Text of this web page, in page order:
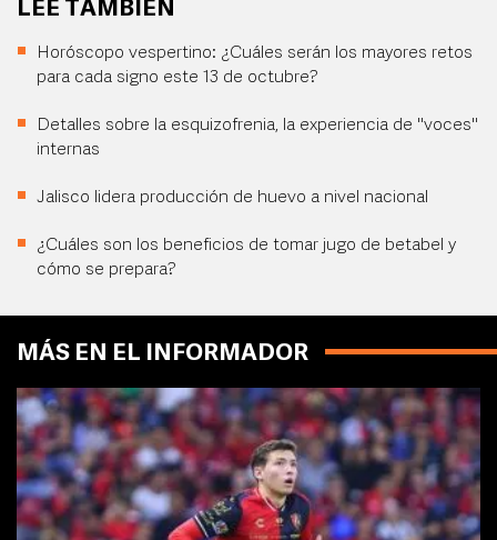
LEE TAMBIÉN
Horóscopo vespertino: ¿Cuáles serán los mayores retos
para cada signo este 13 de octubre?
Detalles sobre la esquizofrenia, la experiencia de "voces"
internas
Jalisco lidera producción de huevo a nivel nacional
¿Cuáles son los beneficios de tomar jugo de betabel y
cómo se prepara?
MÁS EN EL INFORMADOR